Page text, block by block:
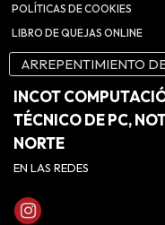
POLÍTICAS DE COOKIES
LIBRO DE QUEJAS ONLINE
ARREPENTIMIENTO
INCOT
TÉCNICO DE PC,
NORTE
EN LAS REDES